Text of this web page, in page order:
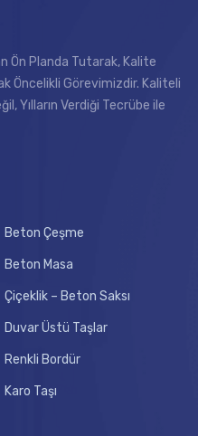
Ön Planda Tutarak, Kalite
Öncelikli Görevimizdir. Kaliteli
Yılların Verdiği Tecrübe ile
Beton Çeşme
Beton Masa
Çiçeklik – Beton Saksı
Duvar Üstü Taşlar
Renkli Bordür
Karo Taşı